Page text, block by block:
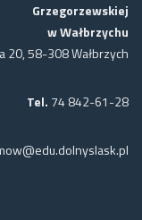
Grzegorzewskiej
w Wałbrzychu
20, 58-308 Wałbrzych
Tel. 74 842-61-28